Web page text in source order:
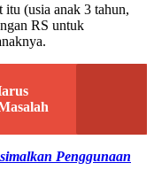
itu (usia anak 3 tahun,
RS untuk
Penggunaan